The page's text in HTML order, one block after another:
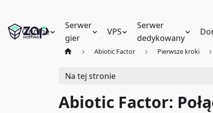
Ogólne
Serwer
gier
VPS
Serwer
dedykowany
Abiotic Factor Pierwsze kroki
Na tej stronie
Abiotic Factor: